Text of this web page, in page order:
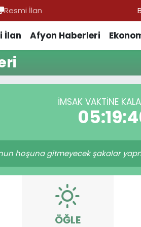
Resmi İlan
İlan Afyon Haberleri
İMSAK VAKTINE
hoşuna gitmeyecek şakalar
ÖĞLE